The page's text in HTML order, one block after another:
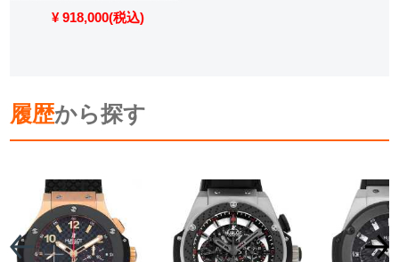
¥ 918,000(税込)
履歴から探す